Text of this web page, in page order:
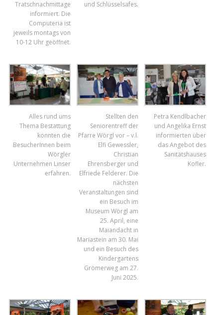
Tratschnachmittage
informiert. Die
Computeria ist
jeweils montags von
10-12 Uhr geöffnet.
und Schlüsselsafes.
Alles rund ums
Thema Bestattung
konnten die
BesucherInnen beim
Wörgler
Unternehmen Linser
erfahren.
Stellten den
Seniorentreff der
Pfarre Wörgl vor – v.l.
Elfi Gewessler,
Christian
Ehrensberger und
Elfriede Felderer. Die
nächsten
Veranstaltungen sind
ein Besuch im
Museum Wörgl am
25. April, eine
Maiandacht in
Mariastein am 30. Mai
und ein Besuch des
Kindergartens
Grömerweg am 27.
Juni 2025.
Petra Kendlbacher
und Angelika Ernst
informierten über
das Angebot des
Sanitätshauses
Kofler.